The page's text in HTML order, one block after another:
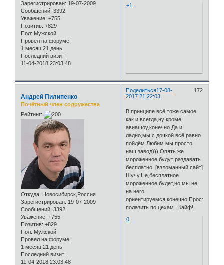
Зарегистрирован: 19-07-2009
Сообщений: 3392
Уважение: +755
Позитив: +829
Пол: Мужской
Провел на форуме:
1 месяц 21 день
Последний визит:
11-04-2018 23:03:48
+1
Поделиться 172
17-08-
2017 21:22:03
Андрей Пилипенко
Почётный член содружества
Рейтинг:
Откуда: Новосибирск,Россия
Зарегистрирован: 19-07-2009
Сообщений: 3392
Уважение: +755
Позитив: +829
Пол: Мужской
Провел на форуме:
1 месяц 21 день
Последний визит:
11-04-2018 23:03:48
В принципе всё тоже самое
как и всегда,ну кроме
авиашоу,конечно.Да и
ладно,мы с дочкой всё равно
пойдём.Любим мы просто
наш завод))).Опять же
мороженное будут раздавать
бесплатно [взломанный сайт]
Шучу.Не,бесплатное
мороженное будет,но мы не
на него
ориентируемся,конечно.Просто
полазить по цехам...Кайф!
0